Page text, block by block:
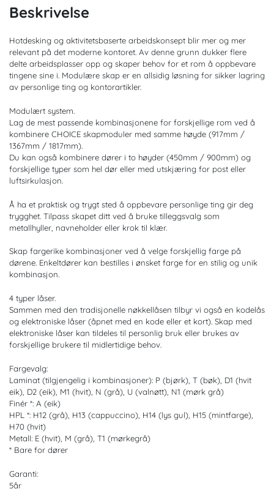
Beskrivelse
Hotdesking og aktivitetsbaserte arbeidskonsept blir mer og mer
relevant på det moderne kontoret. Av denne grunn dukker flere
delte arbeidsplasser opp og skaper behov for et rom å oppbevare
tingene sine i. Modulære skap er en allsidig løsning for sikker lagring
av personlige ting og kontorartikler.
Modulært system.
Lag de mest passende kombinasjonene for forskjellige rom ved å
kombinere CHOICE skapmoduler med samme høyde (917mm /
1367mm / 1817mm).
Du kan også kombinere dører i to høyder (450mm / 900mm) og
forskjellige typer som hel dør eller med utskjæring for post eller
luftsirkulasjon.
Å ha et praktisk og trygt sted å oppbevare personlige ting gir deg
trygghet. Tilpass skapet ditt ved å bruke tilleggsvalg som
metallhyller, navneholder eller krok til klær.
Skap fargerike kombinasjoner ved å velge forskjellig farge på
dørene. Enkeltdører kan bestilles i ønsket farge for en stilig og unik
kombinasjon.
4 typer låser.
Sammen med den tradisjonelle nøkkellåsen tilbyr vi også en kodelås
og elektroniske låser (åpnet med en kode eller et kort). Skap med
elektroniske låser kan tildeles til personlig bruk eller brukes av
forskjellige brukere til midlertidige behov.
Fargevalg:
Laminat (tilgjengelig i kombinasjoner): P (bjørk), T (bøk), D1 (hvit
eik), D2 (eik), M1 (hvit), N (grå), U (valnøtt), N1 (mørk grå)
Finér *: A (eik)
HPL *: H12 (grå), H13 (cappuccino), H14 (lys gul), H15 (mintfarge),
H70 (hvit)
Metall: E (hvit), M (grå), T1 (mørkegrå)
* Bare for dører
Garanti:
5år